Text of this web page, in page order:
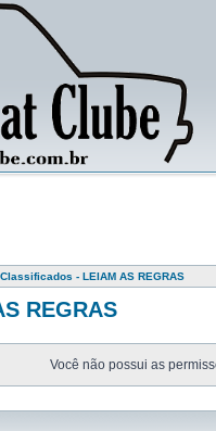
Classificados - LEIAM AS REGRAS
REGRAS
Você não possui as